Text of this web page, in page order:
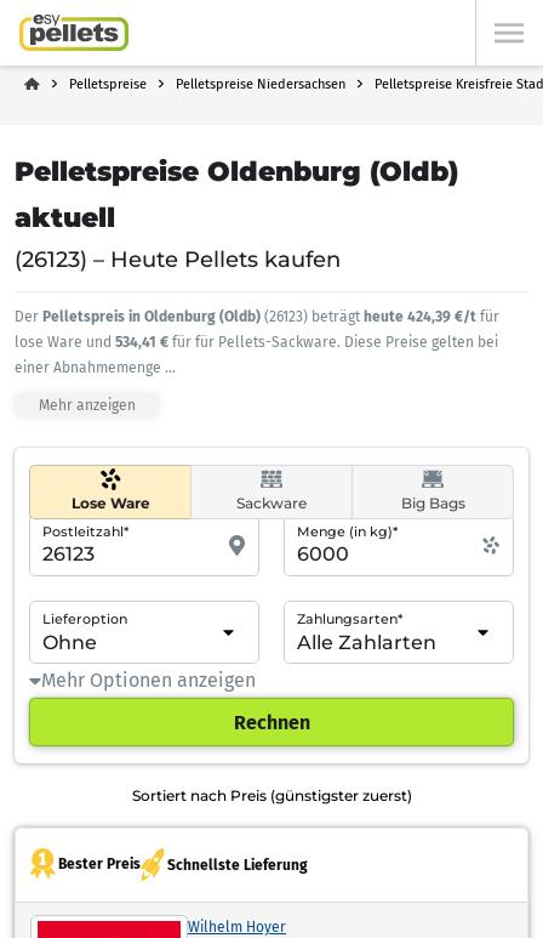
Pelletspreise Pelletspreise Niedersachsen Pelletspreise Kreisfreie
Pelletspreise Oldenburg (Oldb)
aktuell
(26123) – Heute Pellets kaufen
Der Pelletspreis in Oldenburg (Oldb) (26123) beträgt heute 424,39 €/t für
lose Ware und 534,41 € für für Pellets-Sackware. Diese Preise gelten bei
einer Abnahmemenge ...
Mehr anzeigen
Lose Ware Sackware Big Bags
Postleitzahl* Menge (in kg)*
Lieferoption Zahlungsarten*
Mehr Optionen anzeigen
Rechnen
Sortiert nach Preis (günstigster zuerst)
Bester Preis Schnellste Lieferung
Wilhelm Hoyer